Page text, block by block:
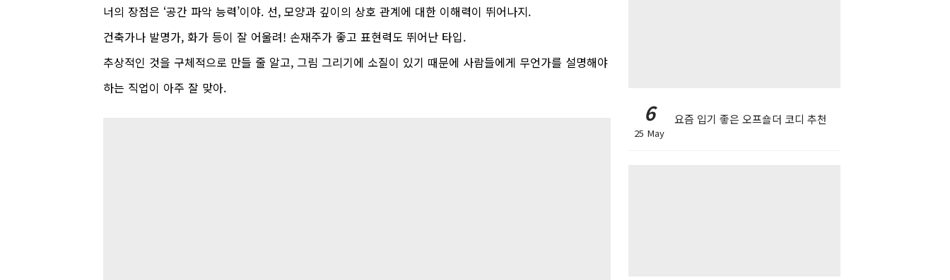
너의 장점은 ‘공간 파악 능력’이야. 선, 모양과 깊이의 상호 관계에 대한 이해력이 뛰어나지.
건축가나 발명가, 화가 등이 잘 어울려! 손재주가 좋고 표현력도 뛰어난 타입.
추상적인 것을 구체적으로 만들 줄 알고, 그림 그리기에 소질이 있기 때문에 사람들에게 무언가를 설명해야
하는 직업이 아주 잘 맞아.
6
25 May
요즘 입기 좋은 오프숄더 코디 추천